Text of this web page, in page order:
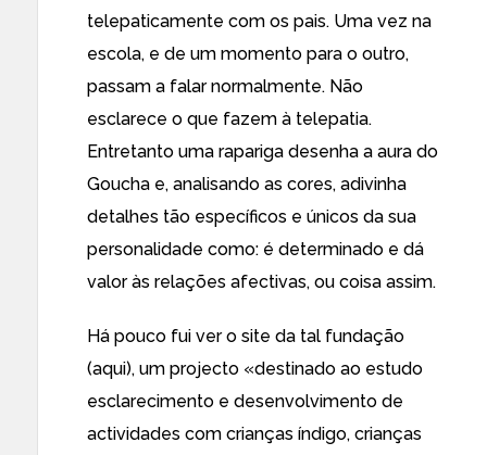
telepaticamente com os pais. Uma vez na
escola, e de um momento para o outro,
passam a falar normalmente. Não
esclarece o que fazem à telepatia.
Entretanto uma rapariga desenha a aura do
Goucha e, analisando as cores, adivinha
detalhes tão específicos e únicos da sua
personalidade como: é determinado e dá
valor às relações afectivas, ou coisa assim.
Há pouco fui ver o site da tal fundação
(aqui), um projecto «destinado ao estudo
esclarecimento e desenvolvimento de
actividades com crianças índigo, crianças